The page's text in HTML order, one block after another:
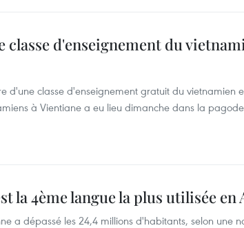
classe d'enseignement du
d'une classe d'enseignement gratuit du vietnamien
à Vientiane a eu lieu dimanche dans la
la 4ème langue la plus utilisée en
a dépassé les 24,4 millions d'habitants, selon une